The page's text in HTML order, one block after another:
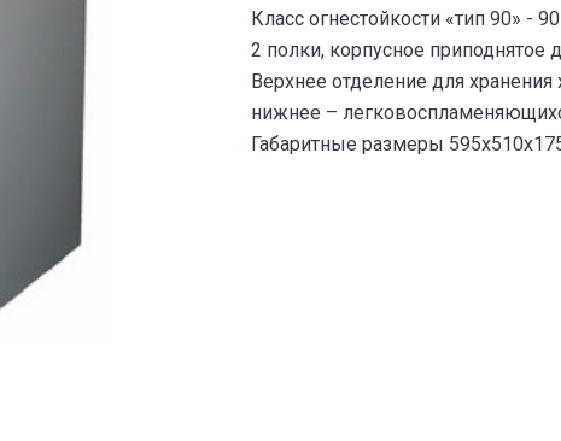
Класс огнестойкости «тип 90» -
2 полки, корпусное приподнятое
Верхнее отделение для
нижнее –
Габаритные размеры